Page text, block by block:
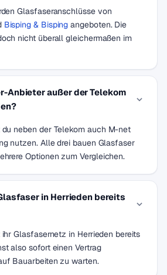
Glasfaseranschlüsse von
Bisping & Bisping angeboten. Die
nicht überall gleichermaßen im
Anbieter außer der Telekom
neben der Telekom auch M-net
nutzen. Alle drei bauen Glasfaser
Optionen zum Vergleichen.
in Herrieden bereits
Glasfasernetz in Herrieden bereits
also sofort einen Vertrag
Bauarbeiten zu warten.